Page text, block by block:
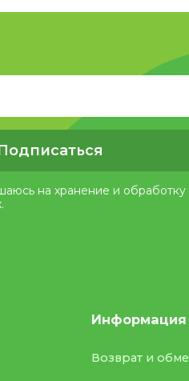
на хранение и обработку
Информация
Возврат и